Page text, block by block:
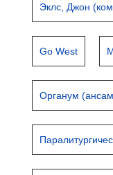
Эклс, Джон
Go West
Органум